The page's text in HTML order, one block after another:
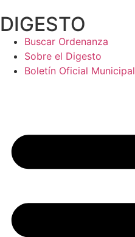
al
contenido
DIGESTO
Buscar Ordenanza
Sobre el Digesto
Boletín Oficial Municipal